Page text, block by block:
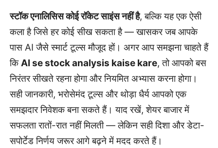
स्टॉक एनालिसिस कोई रॉकेट साइंस नहीं है, बल्कि यह एक ऐसी
कला है जिसे हर कोई सीख सकता है — खासकर जब आपके
पास AI जैसे स्मार्ट टूल्स मौजूद हों। अगर आप समझना चाहते हैं
किAI se stock analysis kaise kare, तो आपको बस
निरंतर सीखते रहना होगा और नियमित अभ्यास करना होगा।
सही जानकारी, भरोसेमंद टूल्स और थोड़ा धैर्य आपको एक
समझदार निवेशक बना सकते हैं। याद रखें, शेयर बाजार में
सफलता रातों-रात नहीं मिलती — लेकिन सही दिशा और डेटा-
सपोर्टेड निर्णय जरूर आगे बढ़ने में मदद करते हैं।